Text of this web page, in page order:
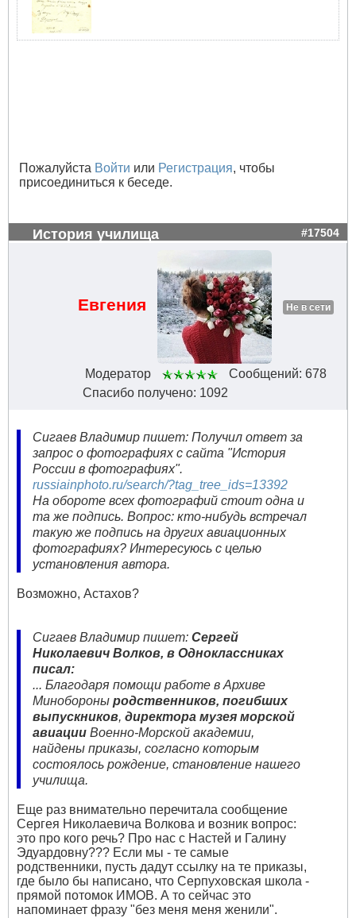
Пожалуйста Войти или Регистрация, чтобы
присоединиться к беседе.
История училища #17504
Евгения Не в сети
Модератор
Сообщений: 678
Спасибо получено: 1092
Сигаев Владимир пишет: Получил ответ за
запрос о фотографиях с сайта "История
России в фотографиях".
russiainphoto.ru/search/?tag_tree_ids=13392
На обороте всех фотографий стоит одна и
та же подпись. Вопрос: кто-нибудь встречал
такую же подпись на других авиационных
фотографиях? Интересуюсь с целью
установления автора.
Возможно, Астахов?
Сигаев Владимир пишет: Cергей
Николаевич Волков, в Одноклассниках
писал:
... Благодаря помощи работе в Архиве
Минобороны родственников, погибших
выпускников, директора музея морской
авиации Военно-Морской академии,
найдены приказы, согласно которым
состоялось рождение, становление нашего
училища.
Еще раз внимательно перечитала сообщение
Сергея Николаевича Волкова и возник вопрос:
это про кого речь? Про нас с Настей и Галину
Эдуардовну??? Если мы - те самые
родственники, пусть дадут ссылку на те приказы,
где было бы написано, что Серпуховская школа -
прямой потомок ИМОВ. А то сейчас это
напоминает фразу "без меня меня женили".